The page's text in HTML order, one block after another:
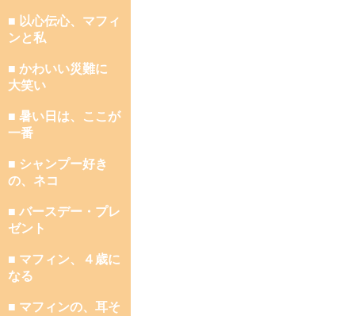
■ 以心伝心、マフィ
ンと私
■ かわいい災難に
大笑い
■ 暑い日は、ここが
一番
■ シャンプー好き
の、ネコ
■ バースデー・プレ
ゼント
■ マフィン、４歳に
なる
■ マフィンの、耳そ